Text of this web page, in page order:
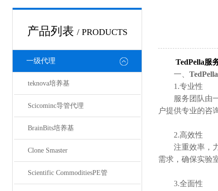
产品列表 / PRODUCTS
一级代理
teknova培养基
Scicominc导管代理
BrainBits培养基
Clone Smaster
Scientific CommoditiesPE管
TedPella服
一、
1.专业性
服务团队由一
户提供专业的咨
2.高效性
注重效率，力
需求，确保实验
3.全面性